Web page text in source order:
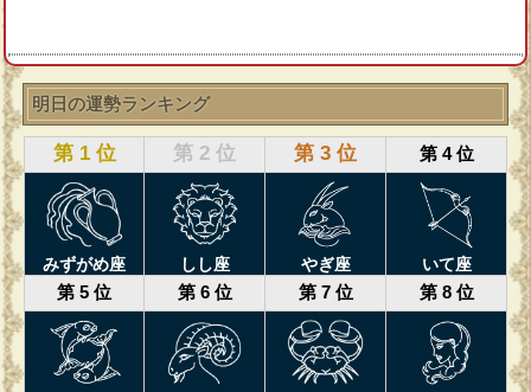
明日の運勢ランキング
第 1 位 第 2 位 第 3 位 第 4 位
みずがめ座 しし座 やぎ座 いて座
第 5 位 第 6 位 第 7 位 第 8 位